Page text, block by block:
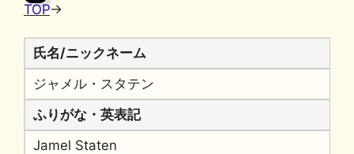
TOP→
氏名/ニックネーム
ジャメル・スタテン
ふりがな・英表記
Jamel Staten